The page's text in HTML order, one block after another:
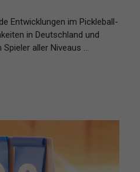
Entwicklungen im Pickleball-
in Deutschland und
aller Niveaus …